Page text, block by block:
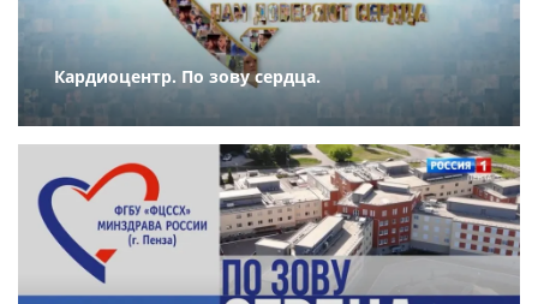
Кардиоцентр. По зову сердца.